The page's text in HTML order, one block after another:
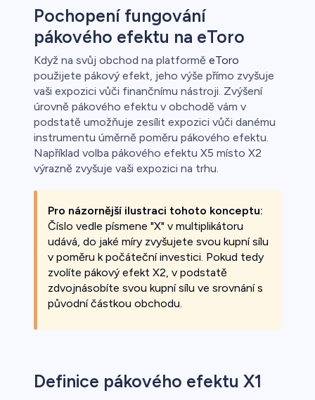
Pochopení fungování
pákového efektu na eToro
Když na svůj obchod na platformě eToro
použijete pákový efekt, jeho výše přímo zvyšuje
vaši expozici vůči finančnímu nástroji. Zvýšení
úrovně pákového efektu v obchodě vám v
podstatě umožňuje zesílit expozici vůči danému
instrumentu úměrně poměru pákového efektu.
Například volba pákového efektu X5 místo X2
výrazně zvyšuje vaši expozici na trhu.
Pro názornější ilustraci tohoto konceptu:
Číslo vedle písmene "X" v multiplikátoru
udává, do jaké míry zvyšujete svou kupní sílu
v poměru k počáteční investici. Pokud tedy
zvolíte pákový efekt X2, v podstatě
zdvojnásobíte svou kupní sílu ve srovnání s
původní částkou obchodu.
Definice pákového efektu X1